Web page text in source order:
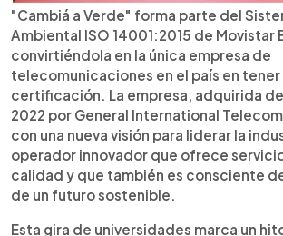
"Cambiá a Verde" forma parte del
Ambiental ISO 14001:2015 de Movistar
convirtiéndola en la única empresa de
telecomunicaciones en el país en tener
certificación. La empresa, adquirida
2022 por General International
con una nueva visión para liderar la
operador innovador que ofrece
calidad y que también es consciente
de un futuro sostenible.
Esta gira de universidades marca un